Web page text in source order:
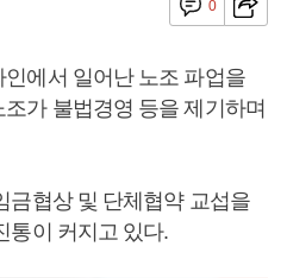
0
에서 일어난 노조 파업을
가 불법경영 등을 제기하며
금협상 및 단체협약 교섭을
통이 커지고 있다.